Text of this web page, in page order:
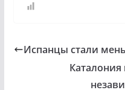
Испанцы стали
Каталония